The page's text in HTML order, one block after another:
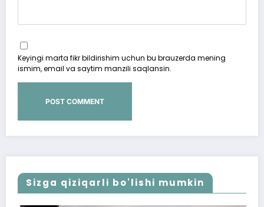
Keyingi marta fikr bildirishim uchun bu brauzerda mening
ismim, email va saytim manzili saqlansin.
Sizga qiziqarli bo'lishi mumkin